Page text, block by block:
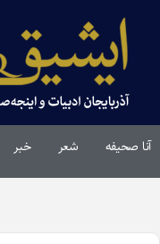
آنا صحیفه شعر خبر